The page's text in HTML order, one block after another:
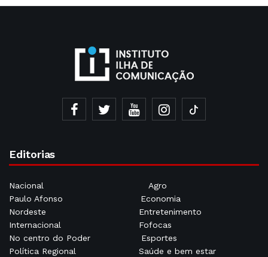
Editorias
Nacional
Agro
Paulo Afonso
Economia
Nordeste
Entretenimento
Internacional
Fofocas
No centro do Poder
Esportes
Política Regional
Saúde e bem estar